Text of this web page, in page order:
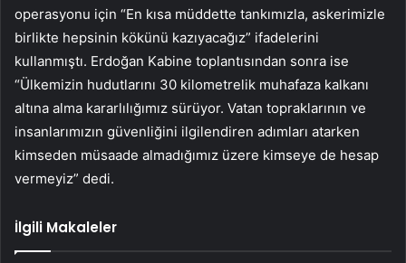
operasyonu için “En kısa müddette tankımızla, askerimizle
birlikte hepsinin kökünü kazıyacağız” ifadelerini
kullanmıştı. Erdoğan Kabine toplantısından sonra ise
“Ülkemizin hudutlarını 30 kilometrelik muhafaza kalkanı
altına alma kararlılığımız sürüyor. Vatan topraklarının ve
insanlarımızın güvenliğini ilgilendiren adımları atarken
kimseden müsaade almadığımız üzere kimseye de hesap
vermeyiz” dedi.
İlgili Makaleler